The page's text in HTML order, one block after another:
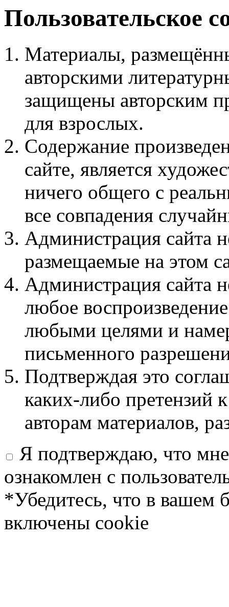
Пользовательское
Материалы,
авторскими
защищены авторским
для взрослых.
Содержание
сайте, является
ничего общего с
все совпадения
Администрация сайта
размещаемые на этом
Администрация сайта
любое
любыми целями и
письменного
Подтверждая это
каких-либо претензий
авторам материалов,
Я подтверждаю, что
ознакомлен с
*Убедитесь, что в вашем
включены cookie